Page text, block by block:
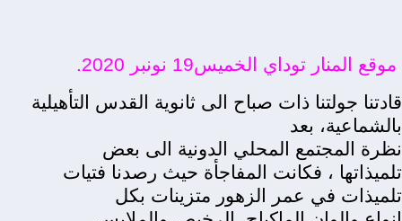
موقع المنار توداي الخميس19 نونبر 2020.
قادتنا جولتنا ذات صباح الى ثانوية القدس التأهيلية
بالشماعية، بعد
نظرة المجتمع المحلي الدونية الى بعض
تلميذاتها ، فكانت المفاجأة حيث رصدنا فتيات
تلميذات في عمر الزهور متزينات بكل